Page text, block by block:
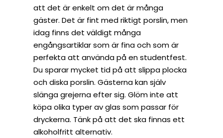
att det är enkelt om det är många
gäster. Det är fint med riktigt porslin, men
idag finns det väldigt många
engångsartiklar som är fina och som är
perfekta att använda på en studentfest.
Du sparar mycket tid på att slippa plocka
och diska porslin. Gästerna kan själv
slänga grejerna efter sig. Glöm inte att
köpa olika typer av glas som passar för
dryckerna. Tänk på att det ska finnas ett
alkoholfritt alternativ.